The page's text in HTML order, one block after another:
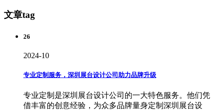
文章tag
26
2024-10
专业定制服务，深圳展台设计公司助力品牌升级
专业定制是深圳展台设计公司的一大特色服务。他们凭
借丰富的创意经验，为众多品牌量身定制深圳展台设